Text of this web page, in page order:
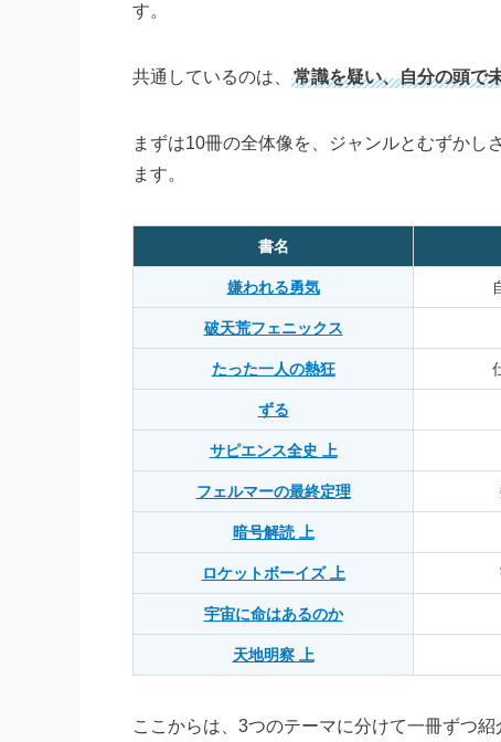
す。
共通しているのは、 常識を疑い、自分の頭で
まずは10冊の全体像を、ジャンルとむずか
ます。
書名
嫌われる勇気
破天荒フェニックス
たった一人の熱狂
ずる
サピエンス全史 上
フェルマーの最終定理
暗号解読 上
ロケットボーイズ 上
宇宙に命はあるのか
天地明察 上
ここからは、3つのテーマに分けて一冊ずつ紹